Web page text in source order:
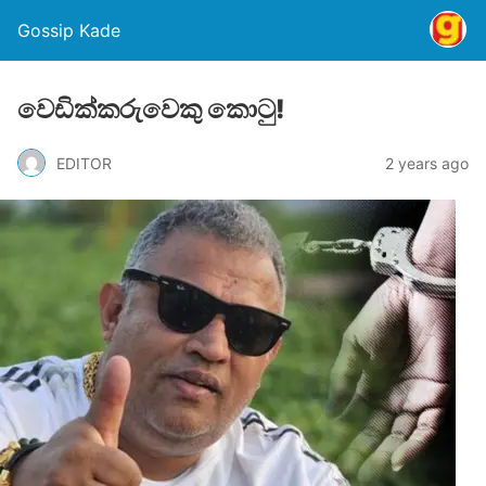
Gossip Kade
වෙඩික්කරුවෙකු කොටු!
EDITOR 2 years ago